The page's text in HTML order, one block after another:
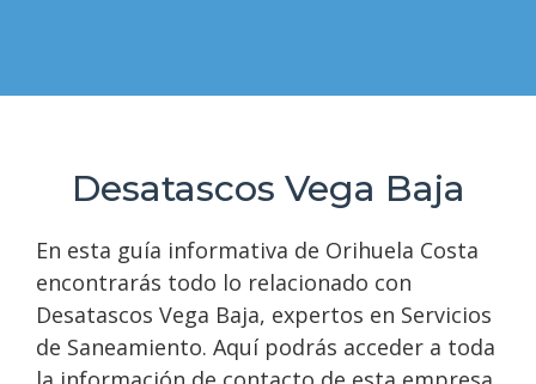
Desatascos Vega Baja
En esta guía informativa de Orihuela Costa
encontrarás todo lo relacionado con
Desatascos Vega Baja, expertos en Servicios
de Saneamiento. Aquí podrás acceder a toda